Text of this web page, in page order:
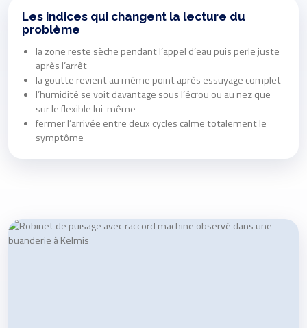
Les indices qui changent la lecture du
problème
la zone reste sèche pendant l’appel d’eau puis perle juste
après l’arrêt
la goutte revient au même point après essuyage complet
l’humidité se voit davantage sous l’écrou ou au nez que
sur le flexible lui-même
fermer l’arrivée entre deux cycles calme totalement le
symptôme